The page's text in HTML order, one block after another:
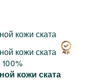
100%
кожи ската